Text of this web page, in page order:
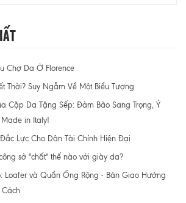
Chợ Da Ở Florence
Thời? Suy Ngẫm Về Một Biểu Tượng
Cặp Da Tặng Sếp: Đảm Bảo Sang Trọng, Ý
in Italy!
Lực Cho Dân Tài Chính Hiện Đại
sở "chất" thế nào với giày da?
Loafer và Quần Ống Rộng - Bản Giao Hưởng
Cách